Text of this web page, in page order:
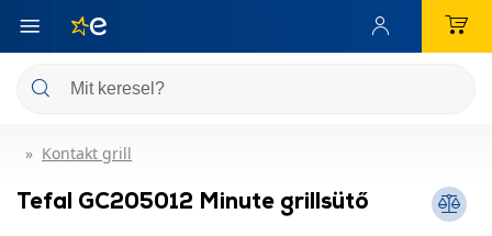
Kontakt grill
Tefal GC205012 Minute grillsütő